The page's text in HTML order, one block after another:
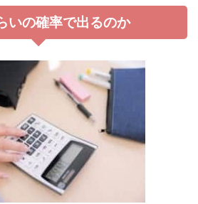
いの確率で出るのか